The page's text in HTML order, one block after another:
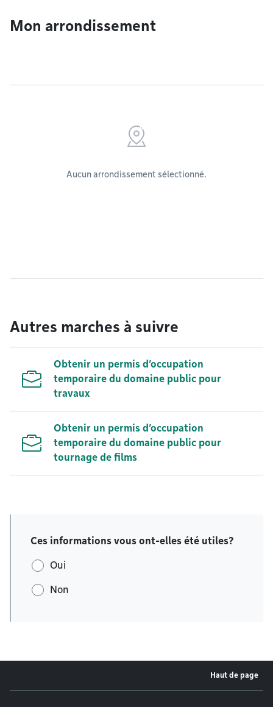
Mon arrondissement
Aucun arrondissement sélectionné.
Autres marches à suivre
Obtenir un permis d’occupation
temporaire du domaine public pour
travaux
Obtenir un permis d’occupation
temporaire du domaine public pour
tournage de films
Ces informations vous ont-elles été utiles?
Oui
Non
Haut de page